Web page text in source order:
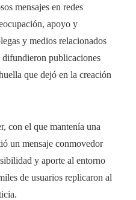
mensajes en redes
apoyo y
y medios relacionados
publicaciones
que dejó en la creación
con el que mantenía una
un mensaje conmovedor
y aporte al entorno
de usuarios replicaron al